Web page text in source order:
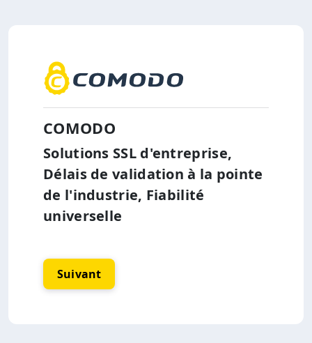
COMODO
Solutions SSL d'entreprise,
Délais de validation à la pointe
de l'industrie, Fiabilité
universelle
Suivant